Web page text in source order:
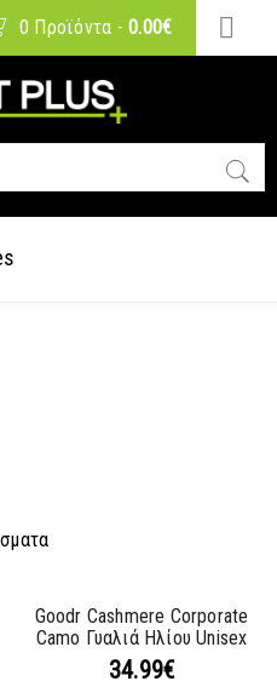
0 Προϊόντα - 0.00€
Goodr Cashmere Corporate
Camo Γυαλιά Ηλίου Unisex
34.99€